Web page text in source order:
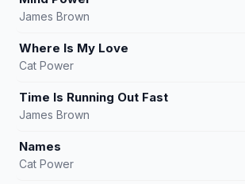
James Brown
Where Is My Love
Cat Power
Time Is Running Out Fast
James Brown
Names
Cat Power